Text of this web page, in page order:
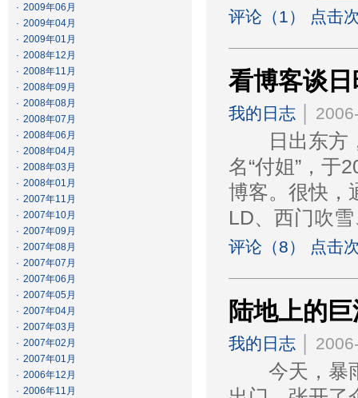
· 2009年06月
· 2009年04月
· 2009年01月
· 2008年12月
· 2008年11月
· 2008年09月
· 2008年08月
· 2008年07月
· 2008年06月
· 2008年04月
· 2008年03月
· 2008年01月
· 2007年11月
· 2007年10月
· 2007年09月
· 2007年08月
· 2007年07月
· 2007年06月
· 2007年05月
· 2007年04月
· 2007年03月
· 2007年02月
· 2007年01月
· 2006年12月
· 2006年11月
评论（1） 点击
看博客谈
我的日志 │
日出东方
名“付姐”，于
博客。很快，
LD、西门吹
评论（8） 点击
陆地上的
我的日志 │
今天，暴